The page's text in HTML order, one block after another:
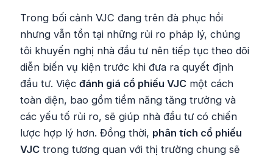
Trong bối cảnh VJC đang trên đà phục hồi
nhưng vẫn tồn tại những rủi ro pháp lý, chúng
tôi khuyến nghị nhà đầu tư nên tiếp tục theo dõi
diễn biến vụ kiện trước khi đưa ra quyết định
đầu tư. Việcđánh giá cổ phiếu VJC một cách
toàn diện, bao gồm tiềm năng tăng trưởng và
các yếu tố rủi ro, sẽ giúp nhà đầu tư có chiến
lược hợp lý hơn. Đồng thời, phân tích cổ phiếu
VJC trong tương quan với thị trường chung sẽ